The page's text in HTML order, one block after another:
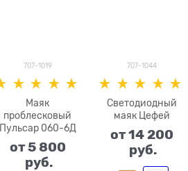
707-1019
Маяк
проблесковый
Пульсар 060-6Д
от5 800
руб.
707-1044
Светодиодный
маяк Цефей
от14 200
руб.